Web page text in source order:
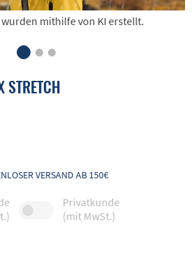
mithilfe von KI erstellt.
STRETCH
VERSAND AB 150€
Privatkunde
(mit MwSt.)